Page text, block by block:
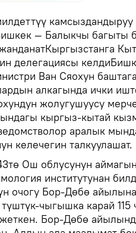
— Балыкчы багыты
делегациясы
Ван Сяохун
алкагында ички
жолугушуусу
кыргыз-кытай
аралык
келечегин талкуулашат.
Ош облусунун
институтунан
очогу Бор-Дөбө
чыгышка карай
Бор-Дөбө